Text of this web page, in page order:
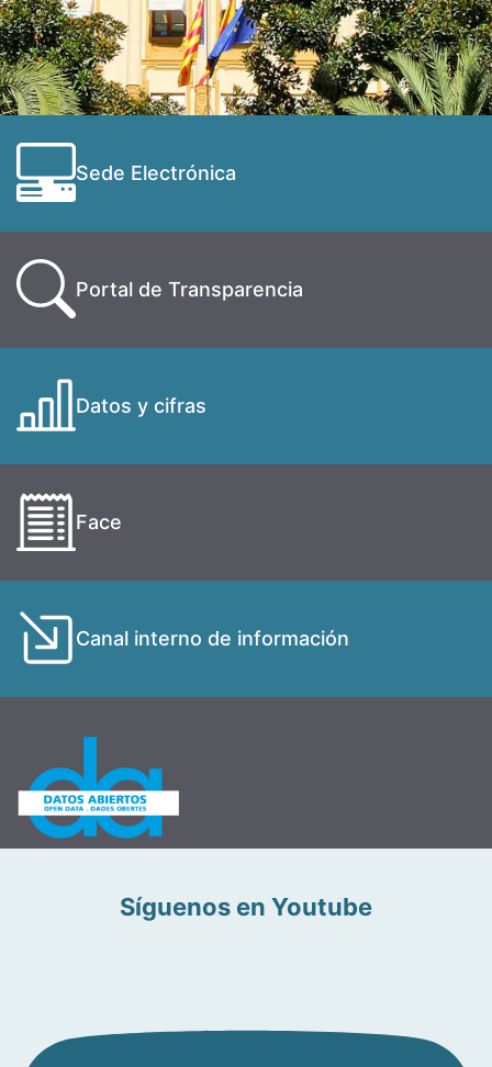
Sede Electrónica
Portal de Transparencia
Datos y cifras
Face
Canal interno de información
Síguenos en Youtube